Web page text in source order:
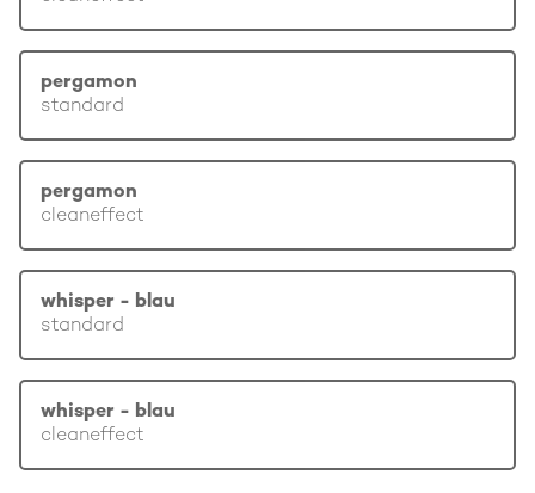
pergamon
standard
pergamon
cleaneffect
whisper - blau
standard
whisper - blau
cleaneffect